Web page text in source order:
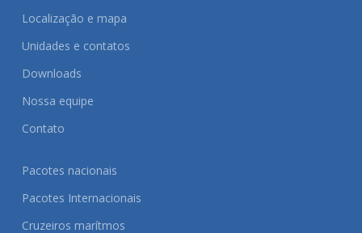
Localização e mapa
Unidades e contatos
Downloads
Nossa equipe
Contato
Pacotes nacionais
Pacotes Internacionais
Cruzeiros marítmos